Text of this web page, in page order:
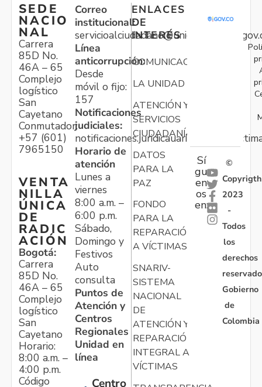
SEDE
NACIO
NAL
Carrera
85D No.
46A – 65
Complejo
logístico
San
Cayetano
Conmutador:
+57 (601)
7965150
VENTA
NILLA
ÚNICA
DE
RADIC
ACIÓN
Bogotá:
Carrera
85D No.
46A – 65
Complejo
logístico
San
Cayetano
Horario:
8:00 a.m. –
4:00 p.m.
Código
Correo
institucional:
Línea
anticorrupción:
Desde
móvil o fijo:
157
Notificaciones
judiciales:
Horario de
atención
Lunes a
viernes
8:00 a.m. –
6:00 p.m.
Sábado,
Domingo y
Festivos
Auto
consulta
Puntos de
Atención y
Centros
Regionales
Unidad en
línea
Centro
ENLACES
DE
INTERÉS
COMUNICACIONES
LA UNIDAD
ATENCIÓN Y
SERVICIOS
CIUDADANÍA
DATOS
PARA LA
PAZ
FONDO
PARA LA
REPARACIÓN
A VÍCTIMAS
SNARIV-
SISTEMA
NACIONAL
DE
ATENCIÓN Y
REPARACIÓN
INTEGRAL A
VÍCTIMAS
Sí
gu
en
os
en:
©
Copyrigth
2023
-
Todos
los
derechos
Gobierno
de
Colombia